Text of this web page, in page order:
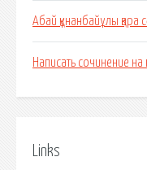
Абай құнанбайұлы қара
Написать сочинение
Links